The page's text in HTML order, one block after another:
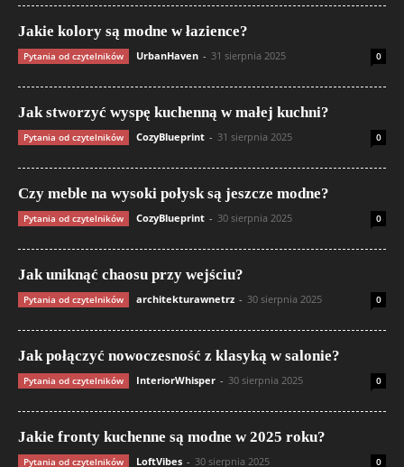
Jakie kolory są modne w łazience?
Pytania od czytelników UrbanHaven - 31 sierpnia 2025 0
Jak stworzyć wyspę kuchenną w małej kuchni?
Pytania od czytelników CozyBlueprint - 31 sierpnia 2025 0
Czy meble na wysoki połysk są jeszcze modne?
Pytania od czytelników CozyBlueprint - 30 sierpnia 2025 0
Jak uniknąć chaosu przy wejściu?
Pytania od czytelników architekturawnetrz - 30 sierpnia 2025 0
Jak połączyć nowoczesność z klasyką w salonie?
Pytania od czytelników InteriorWhisper - 30 sierpnia 2025 0
Jakie fronty kuchenne są modne w 2025 roku?
Pytania od czytelników LoftVibes - 30 sierpnia 2025 0